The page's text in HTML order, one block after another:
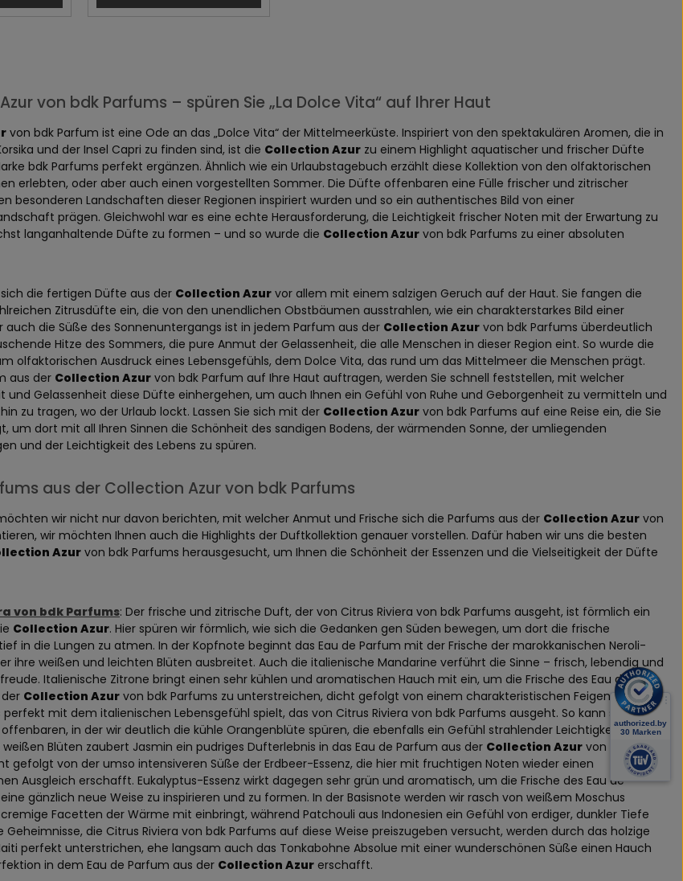
von bdk Parfums – spüren Sie „La Dolce Vita“ auf Ihrer Haut
von bdk Parfum ist eine Ode an das „Dolce Vita“ der Mittelmeerküste. Inspiriert von den spektakulären Aromen, die in
und der Insel Capri zu finden sind, ist die Collection Azur zu einem Highlight aquatischer und frischer Düfte
bdk Parfums perfekt ergänzen. Ähnlich wie ein Urlaubstagebuch erzählt diese Kollektion von den olfaktorischen
erlebten, oder aber auch einen vorgestellten Sommer. Die Düfte offenbaren eine Fülle frischer und zitrischer
besonderen Landschaften dieser Regionen inspiriert wurden und so ein authentisches Bild von einer
prägen. Gleichwohl war es eine echte Herausforderung, die Leichtigkeit frischer Noten mit der Erwartung zu
langanhaltende Düfte zu formen – und so wurde die Collection Azur von bdk Parfums zu einer absoluten
die fertigen Düfte aus der Collection Azur vor allem mit einem salzigen Geruch auf der Haut. Sie fangen die
Zitrusdüfte ein, die von den unendlichen Obstbäumen ausstrahlen, wie ein charakterstarkes Bild einer
auch die Süße des Sonnenuntergangs ist in jedem Parfum aus der Collection Azur von bdk Parfums überdeutlich
Hitze des Sommers, die pure Anmut der Gelassenheit, die alle Menschen in dieser Region eint. So wurde die
olfaktorischen Ausdruck eines Lebensgefühls, dem Dolce Vita, das rund um das Mittelmeer die Menschen prägt.
aus der Collection Azur von bdk Parfum auf Ihre Haut auftragen, werden Sie schnell feststellen, mit welcher
und Gelassenheit diese Düfte einhergehen, um auch Ihnen ein Gefühl von Ruhe und Geborgenheit zu vermitteln und
zu tragen, wo der Urlaub lockt. Lassen Sie sich mit der Collection Azur von bdk Parfums auf eine Reise ein, die Sie
um dort mit all Ihren Sinnen die Schönheit des sandigen Bodens, der wärmenden Sonne, der umliegenden
und der Leichtigkeit des Lebens zu spüren.
aus der Collection Azur von bdk Parfums
wir nicht nur davon berichten, mit welcher Anmut und Frische sich die Parfums aus der Collection Azur von
wir möchten Ihnen auch die Highlights der Duftkollektion genauer vorstellen. Dafür haben wir uns die besten
Azurvon bdk Parfums herausgesucht, um Ihnen die Schönheit der Essenzen und die Vielseitigkeit der Düfte
von bdk Parfums: Der frische und zitrische Duft, der von Citrus Riviera von bdk Parfums ausgeht, ist förmlich ein
Collection Azur. Hier spüren wir förmlich, wie sich die Gedanken gen Süden bewegen, um dort die frische
in die Lungen zu atmen. In der Kopfnote beginnt das Eau de Parfum mit der Frische der marokkanischen Neroli-
ihre weißen und leichten Blüten ausbreitet. Auch die italienische Mandarine verführt die Sinne – frisch, lebendig und
Italienische Zitrone bringt einen sehr kühlen und aromatischen Hauch mit ein, um die Frische des Eau de
Collection Azur von bdk Parfums zu unterstreichen, dicht gefolgt von einem charakteristischen Feigenakkord,
mit dem italienischen Lebensgefühl spielt, das von Citrus Riviera von bdk Parfums ausgeht. So kann sich nun
in der wir deutlich die kühle Orangenblüte spüren, die ebenfalls ein Gefühl strahlender Leichtigkeit
Blüten zaubert Jasmin ein pudriges Dufterlebnis in das Eau de Parfum aus der Collection Azur von bdk
gefolgt von der umso intensiveren Süße der Erdbeer-Essenz, die hier mit fruchtigen Noten wieder einen
Ausgleich erschafft. Eukalyptus-Essenz wirkt dagegen sehr grün und aromatisch, um die Frische des Eau de
gänzlich neue Weise zu inspirieren und zu formen. In der Basisnote werden wir rasch von weißem Moschus
Facetten der Wärme mit einbringt, während Patchouli aus Indonesien ein Gefühl von erdiger, dunkler Tiefe
Geheimnisse, die Citrus Riviera von bdk Parfums auf diese Weise preiszugeben versucht, werden durch das holzige
perfekt unterstrichen, ehe langsam auch das Tonkabohne Absolue mit einer wunderschönen Süße einen Hauch
in dem Eau de Parfum aus der Collection Azur erschafft.